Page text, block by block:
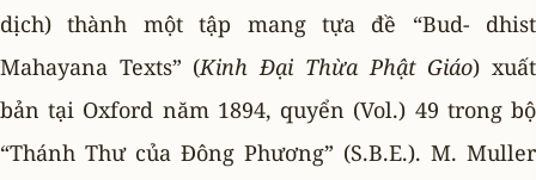
dịch) thành một tập mang tựa đề “Bud- dhist
Mahayana Texts” (Kinh Ðại Thừa Phật Giáo) xuất
bản tại Oxford năm 1894, quyển (Vol.) 49 trong bộ
“Thánh Thư của Ðông Phương” (S.B.E.). M. Muller